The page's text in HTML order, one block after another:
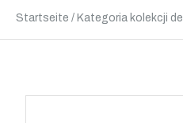
Startseite / Kategoria kolekcji de